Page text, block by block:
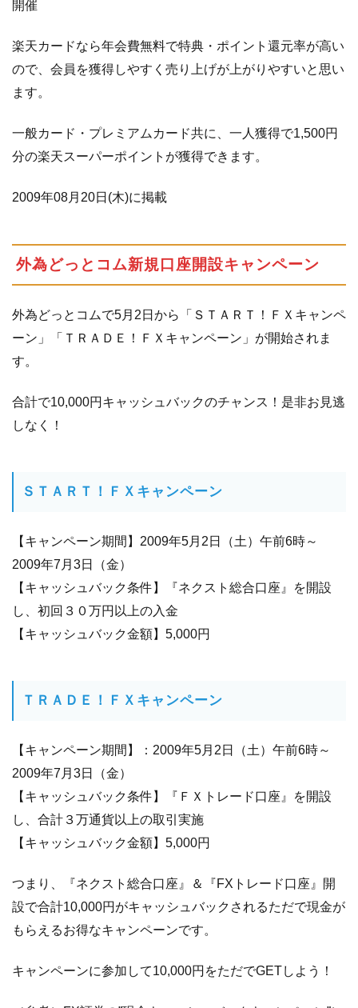
開催
楽天カードなら年会費無料で特典・ポイント還元率が高い
ので、会員を獲得しやすく売り上げが上がりやすいと思い
ます。
一般カード・プレミアムカード共に、一人獲得で1,500円
分の楽天スーパーポイントが獲得できます。
2009年08月20日(木)に掲載
外為どっとコム新規口座開設キャンペーン
外為どっとコムで5月2日から「ＳＴＡＲＴ！ＦＸキャンペ
ーン」「ＴＲＡＤＥ！ＦＸキャンペーン」が開始されま
す。
合計で10,000円キャッシュバックのチャンス！是非お見逃
しなく！
ＳＴＡＲＴ！ＦＸキャンペーン
【キャンペーン期間】2009年5月2日（土）午前6時～
2009年7月3日（金）
【キャッシュバック条件】『ネクスト総合口座』を開設
し、初回３０万円以上の入金
【キャッシュバック金額】5,000円
ＴＲＡＤＥ！ＦＸキャンペーン
【キャンペーン期間】：2009年5月2日（土）午前6時～
2009年7月3日（金）
【キャッシュバック条件】『ＦＸトレード口座』を開設
し、合計３万通貨以上の取引実施
【キャッシュバック金額】5,000円
つまり、『ネクスト総合口座』＆『FXトレード口座』開
設で合計10,000円がキャッシュバックされるただで現金が
もらえるお得なキャンペーンです。
キャンペーンに参加して10,000円をただでGETしよう！